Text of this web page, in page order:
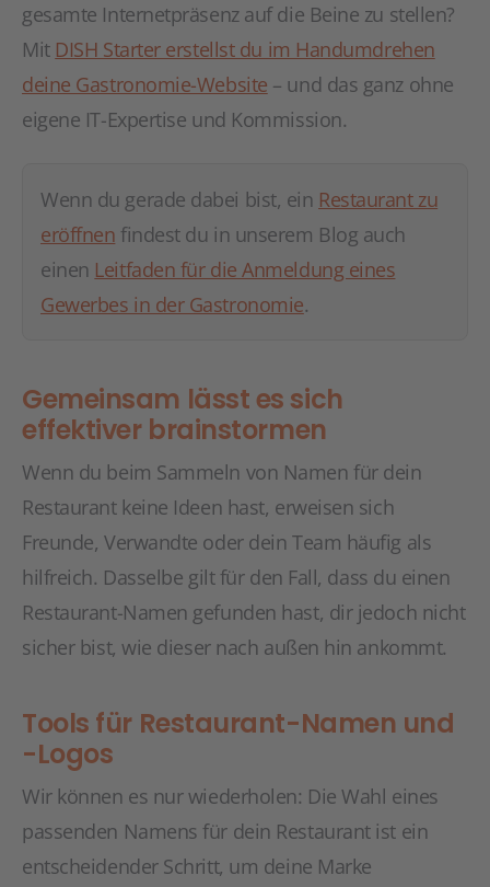
gesamte Internetpräsenz auf die Beine zu stellen?
Mit DISH Starter erstellst du im Handumdrehen
deine Gastronomie-Website – und das ganz ohne
eigene IT-Expertise und Kommission.
Wenn du gerade dabei bist, ein Restaurant zu
eröffnen findest du in unserem Blog auch
einen Leitfaden für die Anmeldung eines
Gewerbes in der Gastronomie.
Gemeinsam lässt es sich
effektiver brainstormen
Wenn du beim Sammeln von Namen für dein
Restaurant keine Ideen hast, erweisen sich
Freunde, Verwandte oder dein Team häufig als
hilfreich. Dasselbe gilt für den Fall, dass du einen
Restaurant-Namen gefunden hast, dir jedoch nicht
sicher bist, wie dieser nach außen hin ankommt.
Tools für Restaurant-Namen und
-Logos
Wir können es nur wiederholen: Die Wahl eines
passenden Namens für dein Restaurant ist ein
entscheidender Schritt, um deine Marke